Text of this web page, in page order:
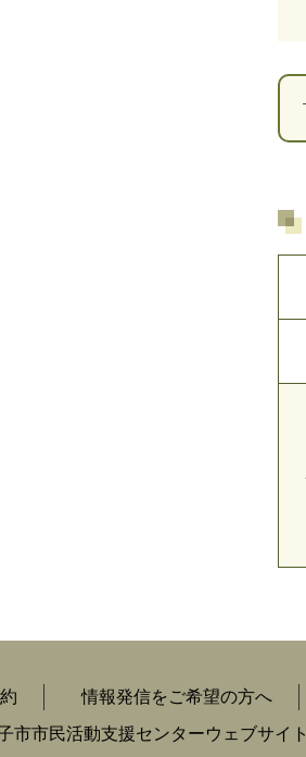
情報発信をご希望の方へ
市市民活動支援センターウェブサイト